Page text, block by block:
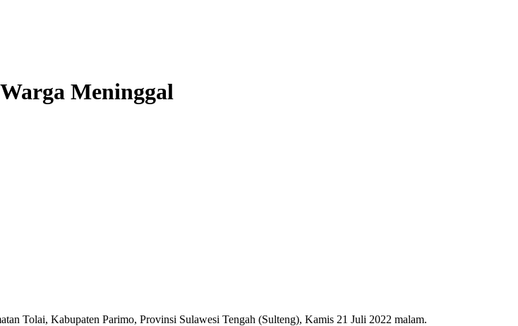
Meninggal
Tolai, Kabupaten Parimo, Provinsi Sulawesi Tengah (Sulteng), Kamis 21 Juli 2022 malam.